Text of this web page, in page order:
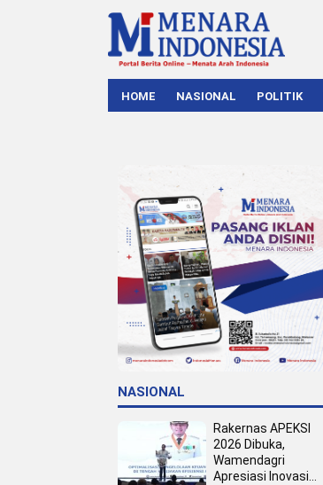
HOME NASIONAL POLITIK
NASIONAL
Rakernas APEKSI
2026 Dibuka,
Wamendagri
Apresiasi Inovasi